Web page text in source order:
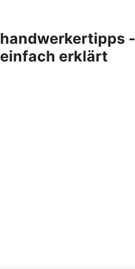
handwerkertipps -
einfach erklärt